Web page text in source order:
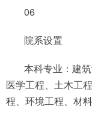
06
院系设置
本科专业：建
医学工程、土木工
程、环境工程、材